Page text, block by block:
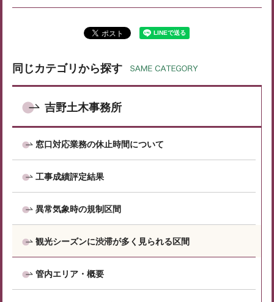
同じカテゴリから探す
吉野土木事務所
窓口対応業務の休止時間について
工事成績評定結果
異常気象時の規制区間
観光シーズンに渋滞が多く見られる区間
管内エリア・概要